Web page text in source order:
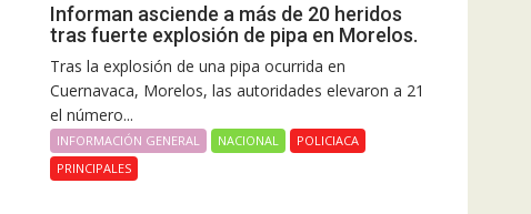
Informan asciende a más de 20 heridos
tras fuerte explosión de pipa en Morelos.
Tras la explosión de una pipa ocurrida en
Cuernavaca, Morelos, las autoridades elevaron a 21
el número...
INFORMACIÓN GENERAL NACIONAL
POLICIACA
PRINCIPALES